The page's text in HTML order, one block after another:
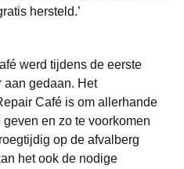
hersteld.’
werd tijdens de eerste
aan gedaan. Het
Café is om allerhande
en zo te voorkomen
op de afvalberg
het ook de nodige